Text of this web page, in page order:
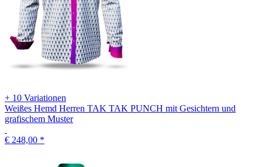
+ 10 Variationen
Weißes Hemd Herren TAK TAK PUNCH mit Gesichtern und
grafischem Muster
€ 248,00 *